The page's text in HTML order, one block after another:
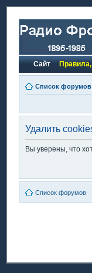
Сайт
Список форумов
Удалить
Вы уверены, что
Список форумов